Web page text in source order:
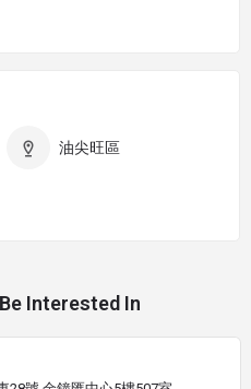
油尖旺區
Interested In